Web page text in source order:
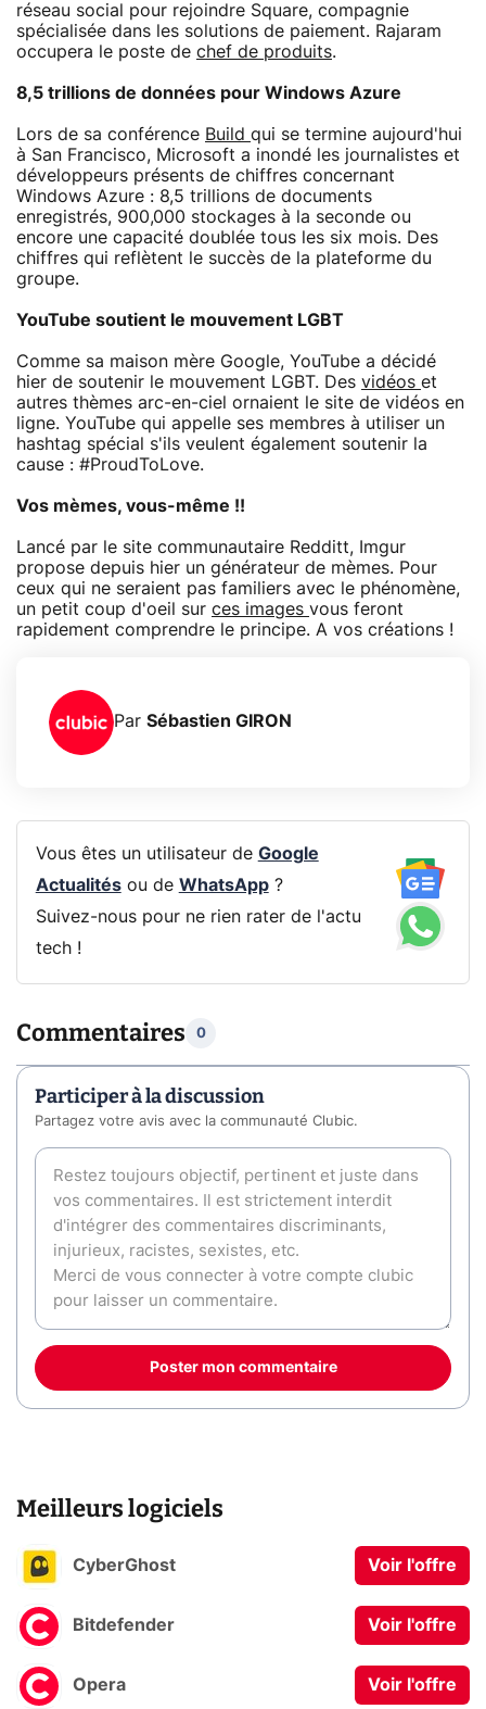
réseau social pour rejoindre Square, compagnie
spécialisée dans les solutions de paiement. Rajaram
occupera le poste de chef de produits.
8,5 trillions de données pour Windows Azure
Lors de sa conférence Build qui se termine aujourd'hui
à San Francisco, Microsoft a inondé les journalistes et
développeurs présents de chiffres concernant
Windows Azure : 8,5 trillions de documents
enregistrés, 900,000 stockages à la seconde ou
encore une capacité doublée tous les six mois. Des
chiffres qui reflètent le succès de la plateforme du
groupe.
YouTube soutient le mouvement LGBT
Comme sa maison mère Google, YouTube a décidé
hier de soutenir le mouvement LGBT. Des vidéos et
autres thèmes arc-en-ciel ornaient le site de vidéos en
ligne. YouTube qui appelle ses membres à utiliser un
hashtag spécial s'ils veulent également soutenir la
cause : #ProudToLove.
Vos mèmes, vous-même !!
Lancé par le site communautaire Redditt, Imgur
propose depuis hier un générateur de mèmes. Pour
ceux qui ne seraient pas familiers avec le phénomène,
un petit coup d'oeil sur ces images vous feront
rapidement comprendre le principe. A vos créations !
Par Sébastien GIRON
Vous êtes un utilisateur de Google
Actualitésou de WhatsApp?
Suivez-nous pour ne rien rater de l'actu
tech !
Commentaires 0
Participer à la discussion
Partagez votre avis avec la communauté Clubic.
Poster mon commentaire
Meilleurs logiciels
CyberGhost Voir l'offre
Bitdefender Voir l'offre
Opera Voir l'offre